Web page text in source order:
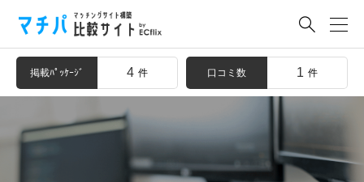

掲載ﾊﾟｯｹｰｼﾞ 4 件 口コミ数 1 件